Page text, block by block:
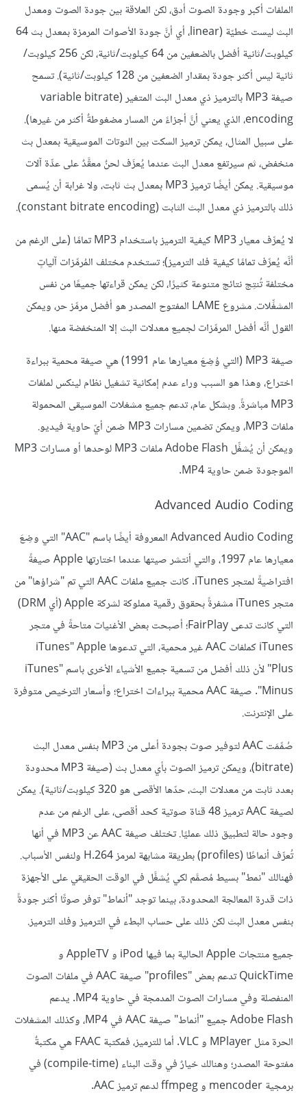
الملفات أكبر وجودة الصوت أدق، لكن العلاقة بين جودة الصوت ومعدل
البث ليست خطيّة (linear، أي أنَّ جودة الأصوات المرمزة بمعدل بث 64
كيلوبت/ثانية أفضل بالضعفين من 64 كيلوبت/ثانية، لكن 256 كيلوبت/
ثانية ليس أكثر جودة بمقدار الضعفين من 128 كيلوبت/ثانية). تسمح
صيغة MP3 بالترميز ذي معدل البث المتغير (variable bitrate
encoding، الذي يعني أنَّ أجزاءً من المسار مضغوطةٌ أكثر من غيرها).
على سبيل المثال، يمكن ترميز السكت بين النوتات الموسيقية بمعدل بث
منخفض، ثم سيرتفع معدل البث عندما يُعزَف لحنٌ معقَّدٌ على عدِّة آلات
موسيقية. يمكن أيضًا ترميز MP3 بمعدل بث ثابت، ولا غرابة أن يُسمى
ذلك بالترميز ذي معدل البث الثابت (constant bitrate encoding).
لا يُعرِّف معيار MP3 كيفية الترميز باستخدام MP3 تمامًا (على الرغم من
أنَّه يُعرِّف تمامًا كيفية فك الترميز)؛ تستخدم مختلف المُرمِّزات آلياتٍ
مختلفة تُنتِج نتائج متنوعة كثيرًا، لكن يمكن قراءتها جميعًا من نفس
المشغِّلات. مشروع LAME المفتوح المصدر هو أفضل مرمِّز حر، ويمكن
القول أنَّه أفضل المرمِّزات لجميع معدلات البث إلا المنخفضة منها.
صيغة MP3 (التي وُضِعَ معيارها عام 1991) هي صيغة محمية ببراءة
اختراع، وهذا هو السبب وراء عدم إمكانية تشغيل نظام لينكس لملفات
MP3 مباشرةً. وبشكل عام، تدعم جميع مشغلات الموسيقى المحمولة
ملفات MP3، ويمكن تضمين مسارات MP3 ضمن أيّ حاوية فيديو.
ويمكن أن يُشغِّل Adobe Flash ملفات MP3 لوحدها أو مسارات MP3
الموجودة ضمن حاوية MP4.
Advanced Audio Coding
Advanced Audio Coding المعروفة أيضًا باسم "AAC" التي وضِعَ
معيارها عام 1997، والتي أنتشر صيتها عندما اختارتها Apple صيغةً
افتراضيةً لمتجر iTunes. كانت جميع ملفات AAC التي تم "شراؤها" من
متجر iTunes مشفرةً بحقوق رقمية مملوكة لشركة Apple ‏(أي DRM)
التي كانت تدعى FairPlay؛ أصبحت بعض الأغنيات متاحةً في متجر
iTunes كملفات AAC غير محمية، التي تدعوها Apple ‏"iTunes
Plus" لأن ذلك أفضل من تسمية جميع الأشياء الأخرى باسم "iTunes
Minus". صيغة AAC محمية ببراءات اختراع؛ وأسعار الترخيص متوفرة
على الإنترنت.
صُمِّمَت AAC لتوفير صوت بجودة أعلى من MP3 بنفس معدل البث
(bitrate)، ويمكن ترميز الصوت بأي معدل بث (صيغة MP3 محدودة
بعدد ثابت من معدلات البث، حدّها الأقصى هو 320 كيلوبت/ثانية). يمكن
لصيغة AAC ترميز 48 قناة صوتية كحد أقصى، على الرغم من عدم
وجود حالة لتطبيق ذلك عمليًا. تختلف صيغة AAC عن MP3 في أنها
تُعرِّف أنماطًا (profiles) بطريقة مشابهة لمرمز H.264 ولنفس الأسباب.
فهنالك "نمط" بسيط مُصمَّم لكي يُشغَّل في الوقت الحقيقي على الأجهزة
ذات قدرة المعالجة المحدودة، بينما توجد "أنماط" توفر صوتًا أكثر جودةً
بنفس معدل البث لكن ذلك على حساب البطء في الترميز وفك الترميز.
جميع منتجات Apple الحالية بما فيها iPod و AppleTV و
QuickTime تدعم بعض "profiles" صيغة AAC في ملفات الصوت
المنفصلة وفي مسارات الصوت المدمجة في حاوية MP4. يدعم
Adobe Flash جميع "أنماط" صيغة AAC في MP4، وكذلك المشغلات
الحرة مثل MPlayer و VLC. أما للترميز، فمكتبة FAAC هي مكتبةٌ
مفتوحة المصدر؛ وهنالك خيارٌ في وقت البناء (compile-time) في
برمجية mencoder و ffmpeg لدعم ترميز AAC.